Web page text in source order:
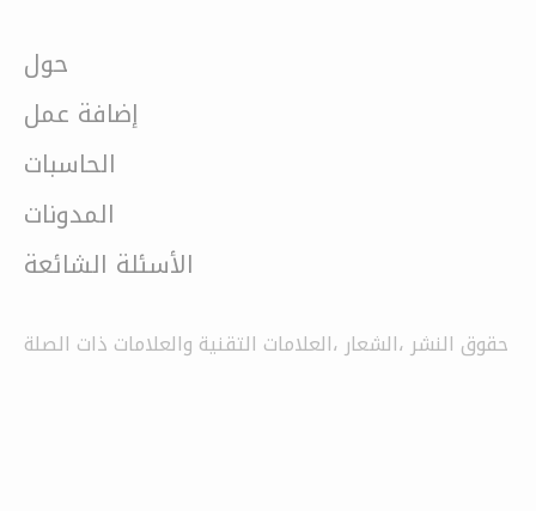
حول
إضافة عمل
الحاسبات
المدونات
الأسئلة الشائعة
حقوق النشر ،الشعار ،العلامات التقنية والعلامات ذات الصلة